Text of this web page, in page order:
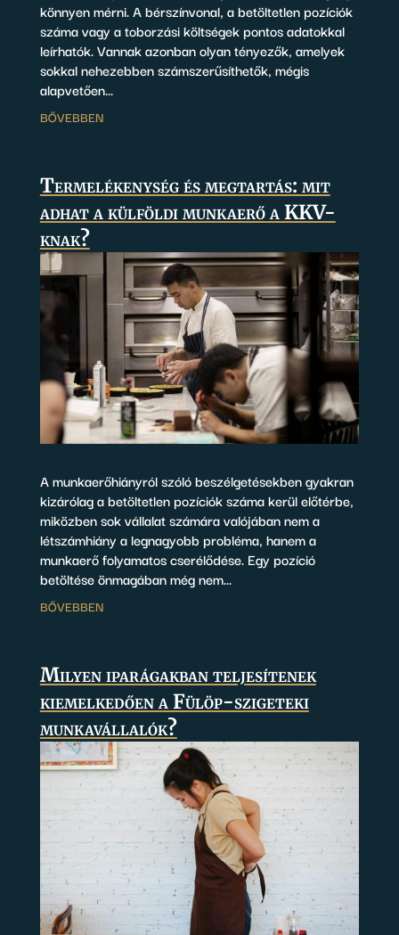
könnyen mérni. A bérszínvonal, a betöltetlen pozíciók
száma vagy a toborzási költségek pontos adatokkal
leírhatók. Vannak azonban olyan tényezők, amelyek
sokkal nehezebben számszerűsíthetők, mégis
alapvetően...
BŐVEBBEN
Termelékenység és megtartás: mit
adhat a külföldi munkaerő a KKV-
knak?
A munkaerőhiányról szóló beszélgetésekben gyakran
kizárólag a betöltetlen pozíciók száma kerül előtérbe,
miközben sok vállalat számára valójában nem a
létszámhiány a legnagyobb probléma, hanem a
munkaerő folyamatos cserélődése. Egy pozíció
betöltése önmagában még nem...
BŐVEBBEN
Milyen iparágakban teljesítenek
kiemelkedően a Fülöp-szigeteki
munkavállalók?